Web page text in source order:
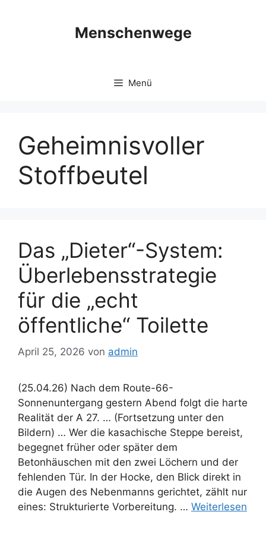
Menschenwege
Menü
Geheimnisvoller
Stoffbeutel
Das „Dieter“-System:
Überlebensstrategie
für die „echt
öffentliche“ Toilette
April 25, 2026 von admin
(25.04.26) Nach dem Route-66-
Sonnenuntergang gestern Abend folgt die harte
Realität der A 27. … (Fortsetzung unter den
Bildern) … Wer die kasachische Steppe bereist,
begegnet früher oder später dem
Betonhäuschen mit den zwei Löchern und der
fehlenden Tür. In der Hocke, den Blick direkt in
die Augen des Nebenmanns gerichtet, zählt nur
eines: Strukturierte Vorbereitung. … Weiterlesen